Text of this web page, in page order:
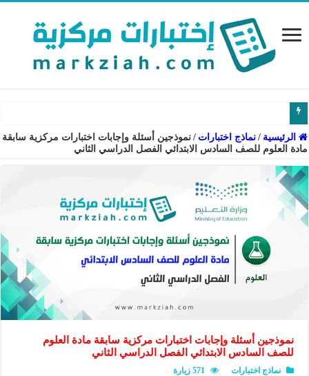
الرئيسية / نماذج اختبارات / نموذجين أسئلة وإجابات اختبارات مركزية سابقة
مادة العلوم للصف السادس الابتدائي الفصل الدراسي الثاني
نموذجين أسئلة وإجابات اختبارات مركزية سابقة مادة العلوم
للصف السادس الابتدائي الفصل الدراسي الثاني
نماذج اختبارات 571 زيارة